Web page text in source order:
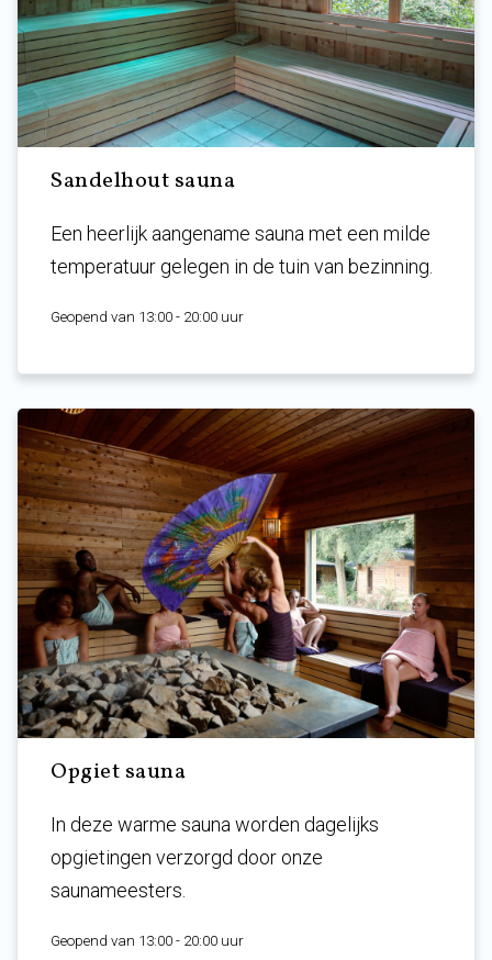
Sandelhout sauna
Een heerlijk aangename sauna met een milde
temperatuur gelegen in de tuin van bezinning.
Geopend van 13:00 - 20:00 uur
Opgiet sauna
In deze warme sauna worden dagelijks
opgietingen verzorgd door onze
saunameesters.
Geopend van 13:00 - 20:00 uur